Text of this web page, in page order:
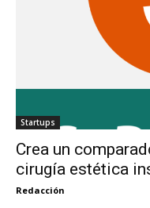
Startups
Crea un
cirugía estética
Redacción